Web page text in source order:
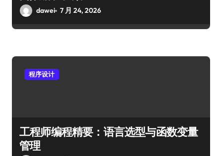
dawei 7 月 24, 2026
程序设计
工程师编程精要：语言选型与函数变量
管理